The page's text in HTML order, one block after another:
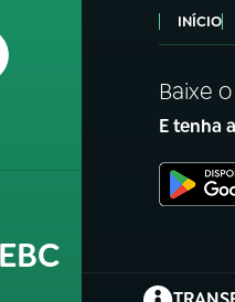
INÍCIO
Baixe
E tenha